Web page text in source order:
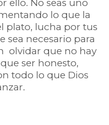
ello. No seas uno
lo que la
plato, lucha por tus
sea necesario para
olvidar que no hay
ser honesto,
todo lo que Dios